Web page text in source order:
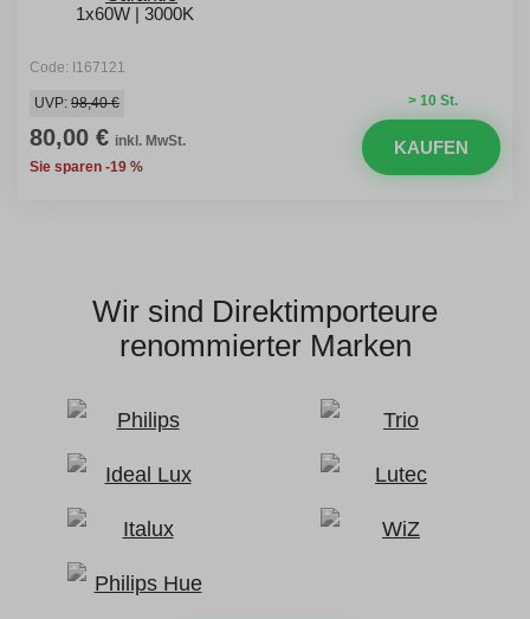
1x60W | 3000K
Code: I167121
> 10 St.
UVP: 98,40 €
80,00 € inkl. MwSt.
Sie sparen -19 %
KAUFEN
Wir sind Direktimporteure
renommierter Marken